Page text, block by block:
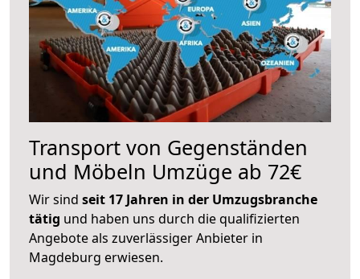
Transport von Gegenständen
und Möbeln Umzüge ab 72€
Wir sind seit 17 Jahren in der Umzugsbranche
tätig und haben uns durch die qualifizierten
Angebote als zuverlässiger Anbieter in
Magdeburg erwiesen.